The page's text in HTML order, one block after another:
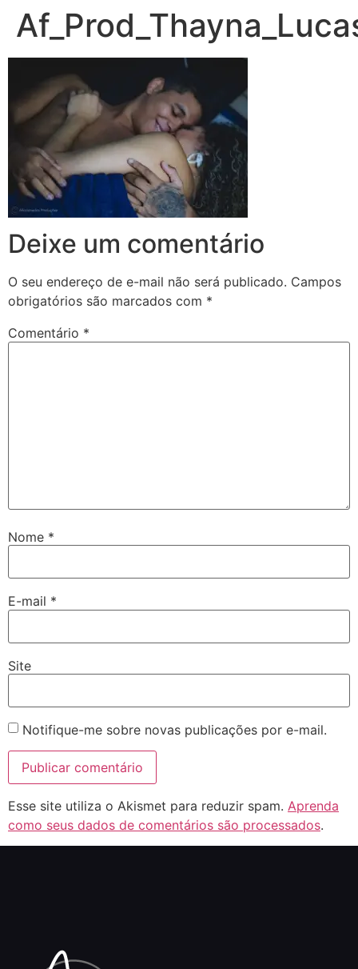
Deixe um comentário
O seu endereço de e-mail não será publicado. Campos
obrigatórios são marcados com *
Comentário *
Nome *
E-mail *
Site
Notifique-me sobre novas publicações por e-mail.
Esse site utiliza o Akismet para reduzir spam. Aprenda
como seus dados de comentários são processados.